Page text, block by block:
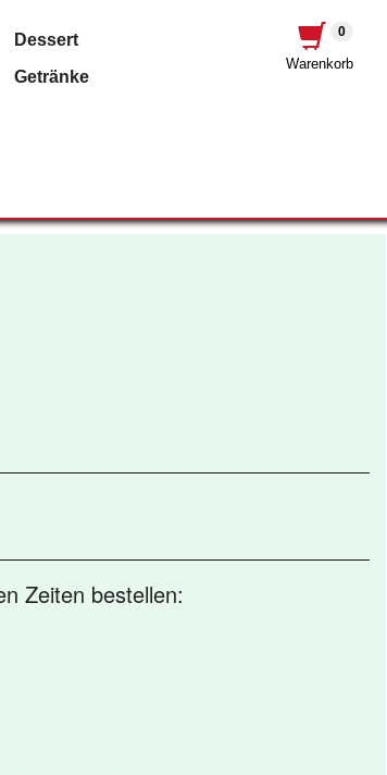
Dessert
Getränke
0
Warenkorb
Zeiten bestellen: